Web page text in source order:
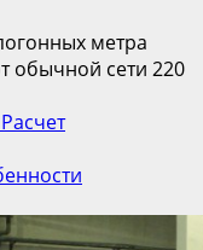
метра
обычной сети 220